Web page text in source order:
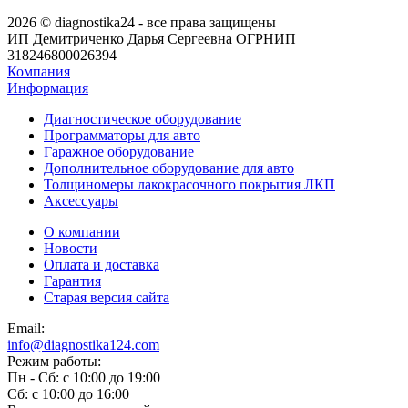
2026 © diagnostika24 - все права защищены
ИП Демитриченко Дарья Сергеевна ОГРНИП
318246800026394
Компания
Информация
Диагностическое оборудование
Программаторы для авто
Гаражное оборудование
Дополнительное оборудование для авто
Толщиномеры лакокрасочного покрытия ЛКП
Аксессуары
О компании
Новости
Оплата и доставка
Гарантия
Старая версия сайта
Email:
info@diagnostika124.com
Режим работы:
Пн - Сб: c 10:00 до 19:00
Сб: c 10:00 до 16:00